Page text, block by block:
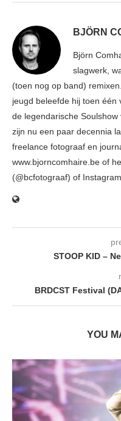
BJÖRN
Björn
slagwerk,
(toen nog op band)
jeugd beleefde hij toen één
de legendarische
zijn nu een paar decennia
freelance fotograaf en
www.bjorncomhaire.be of
(@bcfotograaf) of
STOOP KID –
BRDCST Festival
YOU